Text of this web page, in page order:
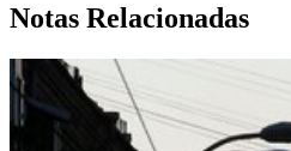
Notas Relacionadas